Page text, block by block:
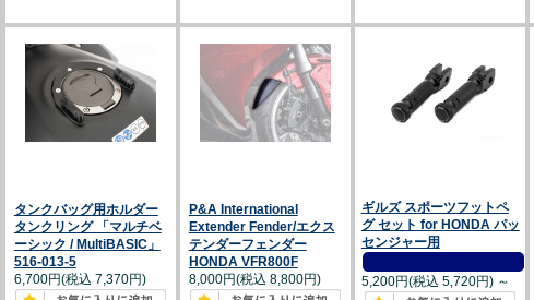
タンクバッグ用ホルダー
タンクリング 「マルチベ
ーシック / MultiBASIC」
516-013-5
6,700円(税込 7,370円)
P&A International
Extender Fender/エクス
テンダーフェンダー
HONDA VFR800F
8,000円(税込 8,800円)
ギルズ スポーツフットペ
グ セット for HONDA パッ
センジャー用
5,200円(税込 5,720円) ～